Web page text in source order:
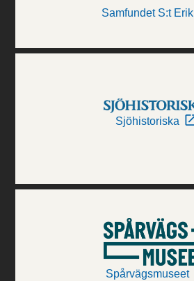
Samfundet S:t Erik
Sjöhistoriska
Spårvägsmuseet